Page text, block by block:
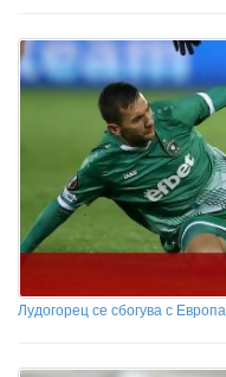
Лудогорец се сбогува с Европа